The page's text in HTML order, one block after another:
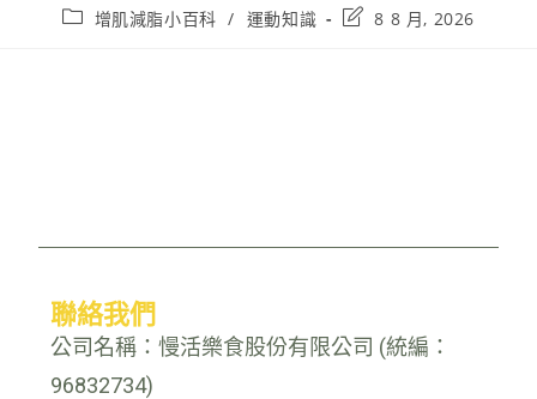
增肌減脂小百科 / 運動知識 8 8 月, 2026
聯絡我們
公司名稱：慢活樂食股份有限公司 (統編：
96832734)